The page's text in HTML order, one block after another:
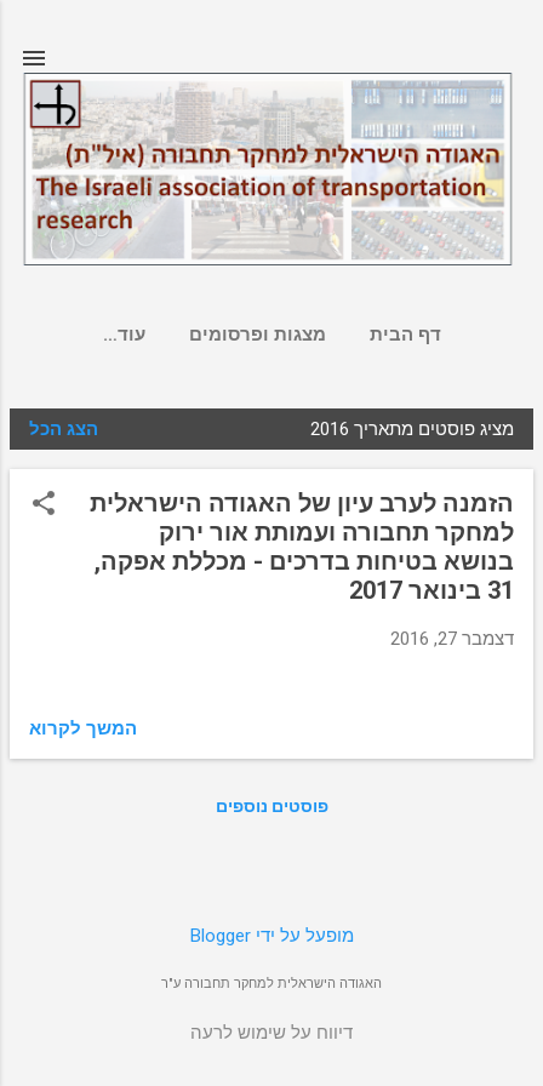
דף הבית מצגות ופרסומים ‏עוד…
ר
מציג פוסטים מתאריך 2016 הצג הכל
הזמנה לערב עיון של האגודה הישראלית
למחקר תחבורה ועמותת אור ירוק
בנושא בטיחות בדרכים - מכללת אפקה,
31 בינואר 2017
דצמבר 27, 2016
המשך לקרוא
פוסטים נוספים
‏מופעל על ידי Blogger
האגודה הישראלית למחקר תחבורה ע"ר
דיווח על שימוש לרעה